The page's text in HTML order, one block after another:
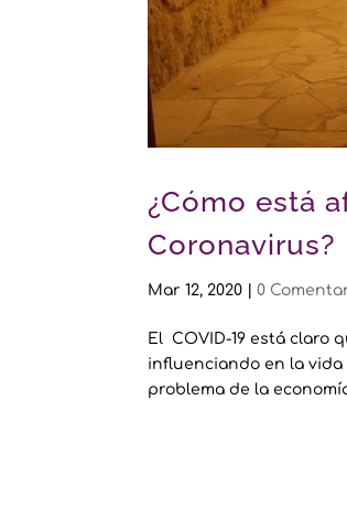
¿Cómo está
Coronavirus?
Mar 12, 2020 |0
El COVID-19 está claro
influenciando en la
problema de la